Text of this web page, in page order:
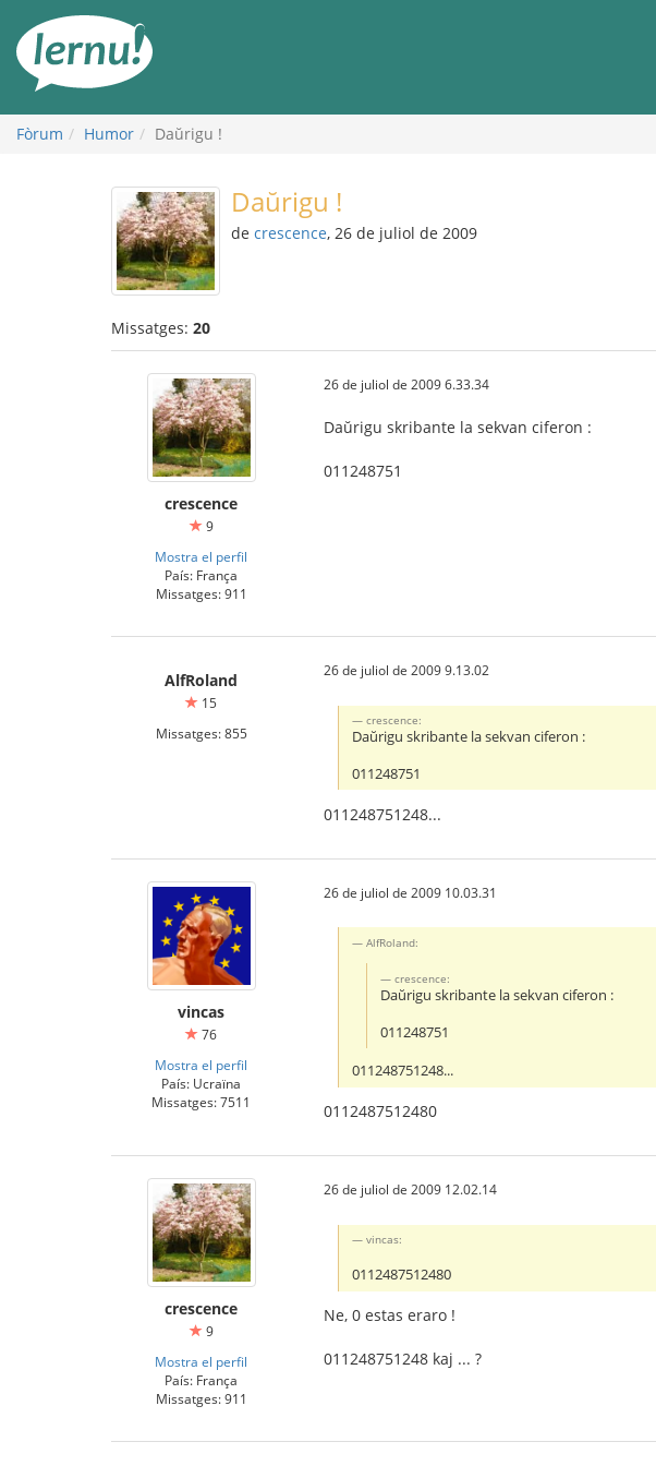
contingut
Fòrum Humor Daŭrigu !
Daŭrigu !
de crescence, 26 de juliol de 2009
Missatges: 20
crescence
9
Mostra el perfil
País: França
Missatges: 911
26 de juliol de 2009 6.33.34
Daŭrigu skribante la sekvan ciferon :
011248751
AlfRoland
15
Missatges: 855
26 de juliol de 2009 9.13.02
crescence:
Daŭrigu skribante la sekvan ciferon :
011248751
011248751248...
vincas
76
Mostra el perfil
País: Ucraïna
Missatges: 7511
26 de juliol de 2009 10.03.31
AlfRoland:
crescence:
Daŭrigu skribante la sekvan ciferon :
011248751
011248751248...
0112487512480
crescence
9
Mostra el perfil
País: França
Missatges: 911
26 de juliol de 2009 12.02.14
vincas:
0112487512480
Ne, 0 estas eraro !
011248751248 kaj ... ?